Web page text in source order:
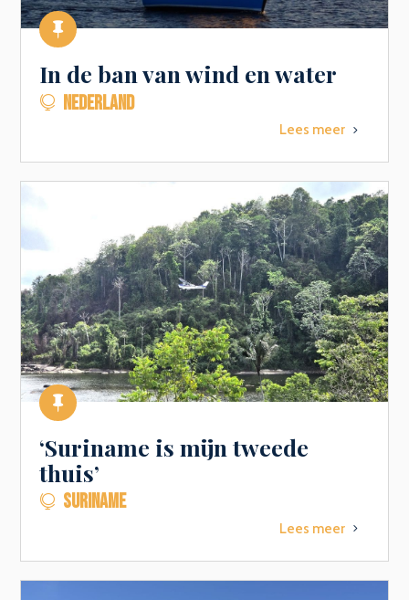

In de ban van wind en water
 NEDERLAND
Lees meer 5

‘Suriname is mijn tweede
thuis’
 SURINAME
Lees meer 5